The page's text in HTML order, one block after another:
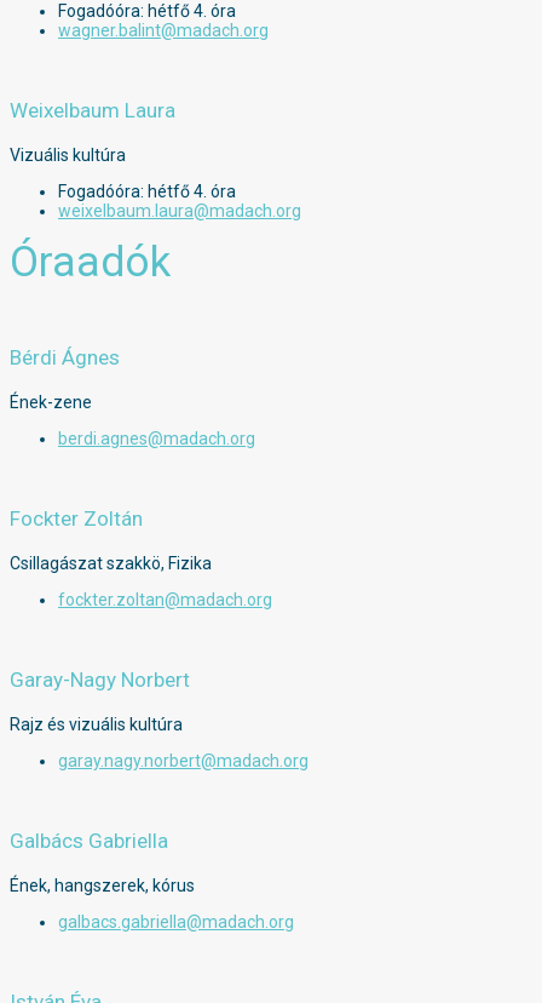
Fogadóóra: hétfő 4. óra
wagner.balint@madach.org
Weixelbaum Laura
Vizuális kultúra
Fogadóóra: hétfő 4. óra
weixelbaum.laura@madach.org
Óraadók
Bérdi Ágnes
Ének-zene
berdi.agnes@madach.org
Fockter Zoltán
Csillagászat szakkö, Fizika
fockter.zoltan@madach.org
Garay-Nagy Norbert
Rajz és vizuális kultúra
garay.nagy.norbert@madach.org
Galbács Gabriella
Ének, hangszerek, kórus
galbacs.gabriella@madach.org